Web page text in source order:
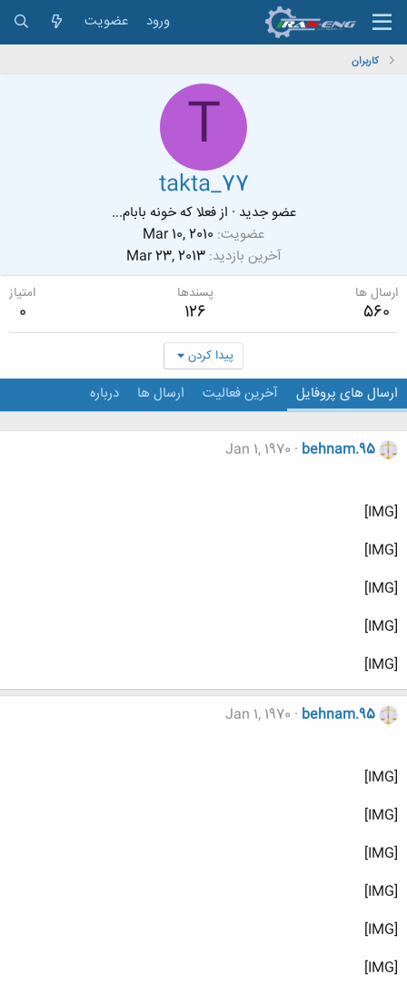
ورود عضویت
کاربران
T
takta_77
عضو جدید · ازفعلا که خونه بابام...
عضویت Mar 10, 2010
آخرین بازدید Mar 23, 2013
ارسال ها
560
پسندها
126
امتیاز
0
پیدا کردن
ارسال های پروفایل آخرین فعالیت ارسال ها درباره
behnam.95
Jan 1, 1970
[IMG]
[IMG]
[IMG]
[IMG]
[IMG]
behnam.95
Jan 1, 1970
[IMG]
[IMG]
[IMG]
[IMG]
[IMG]
[IMG]